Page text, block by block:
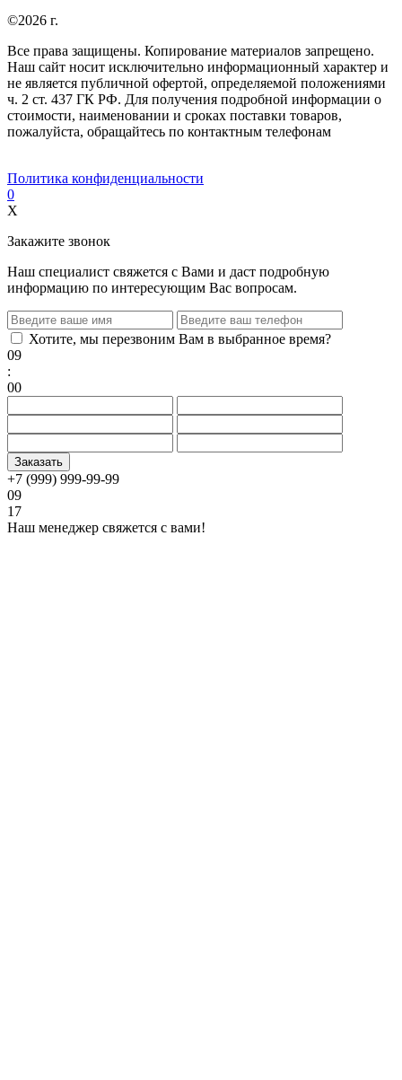
©2026 г.
Все права защищены. Копирование материалов запрещено.
Наш сайт носит исключительно информационный характер и
не является публичной офертой, определяемой положениями
ч. 2 ст. 437 ГК РФ. Для получения подробной информации о
стоимости, наименовании и сроках поставки товаров,
пожалуйста, обращайтесь по контактным телефонам
Политика конфиденциальности
0
X
Закажите звонок
Наш специалист свяжется с Вами и даст подробную
информацию по интересующим Вас вопросам.
Хотите, мы перезвоним Вам в выбранное время?
09
:
00
+7 (999) 999-99-99
09
17
Наш менеджер свяжется с вами!